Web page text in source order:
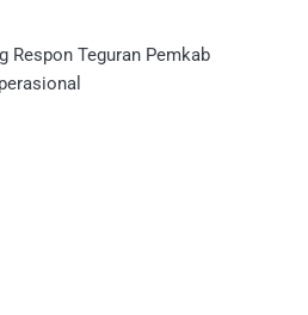
Respon Teguran Pemkab